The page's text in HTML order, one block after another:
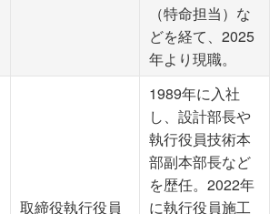
（特命担当）な
どを経て、2025
年より現職。
取締役執行役員
1989年に入社
し、設計部長や
執行役員技術本
部副本部長など
を歴任。2022年
に執行役員施工